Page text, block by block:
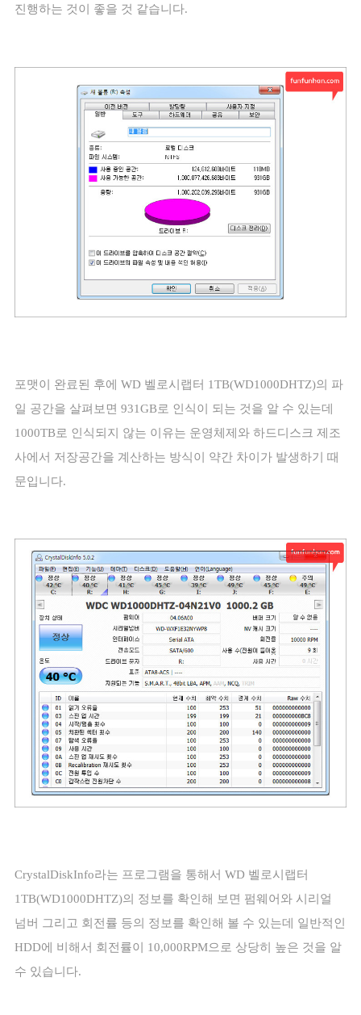
진행하는 것이 좋을 것 같습니다.
포맷이 완료된 후에 WD 벨로시랩터 1TB(WD1000DHTZ)의 파
일 공간을 살펴보면 931GB로 인식이 되는 것을 알 수 있는데
1000TB로 인식되지 않는 이유는 운영체제와 하드디스크 제조
사에서 저장공간을 계산하는 방식이 약간 차이가 발생하기 때
문입니다.
CrystalDiskInfo라는 프로그램을 통해서 WD 벨로시랩터
1TB(WD1000DHTZ)의 정보를 확인해 보면 펌웨어와 시리얼
넘버 그리고 회전률 등의 정보를 확인해 볼 수 있는데 일반적인
HDD에 비해서 회전률이 10,000RPM으로 상당히 높은 것을 알
수 있습니다.